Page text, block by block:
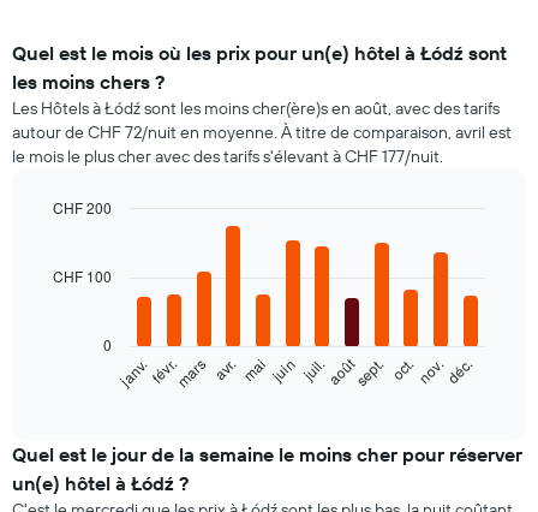
Quel est le mois où les prix pour un(e) hôtel à Łódź sont
les moins chers ?
Les Hôtels à Łódź sont les moins cher(ère)s en août, avec des tarifs
autour de CHF 72/nuit en moyenne. À titre de comparaison, avril est
le mois le plus cher avec des tarifs s'élevant à CHF 177/nuit.
with
graphique
indique
le
prix
janv.févr.mars avr. maijuin juil.aoûtsept. oct.nov.déc.
0
CHF 100
CHF 200
Quel est le jour de la semaine le moins cher pour réserver
un(e) hôtel à Łódź ?